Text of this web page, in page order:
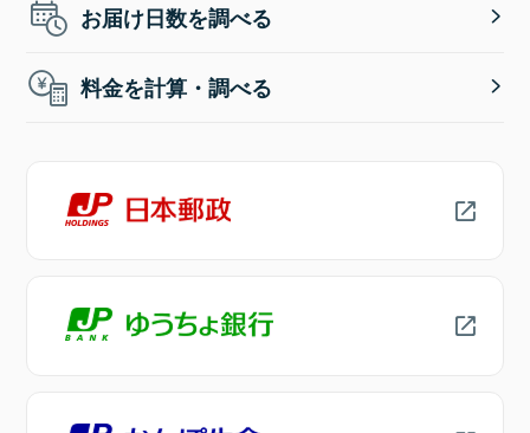
お届け日数を調べる
料金を計算・調べる